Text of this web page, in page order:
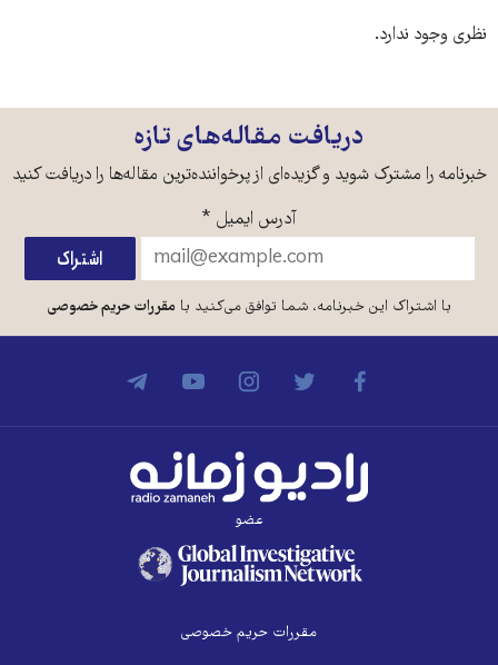
نظری وجود ندارد.
دریافت مقاله‌های تازه
خبرنامه را مشترک شوید و گزیده‌ای از پرخواننده‌ترین مقاله‌ها را دریافت کنید
آدرس ایمیل *
با اشتراک این خبرنامه، شما توافق می‌کنید بامقررات حریم خصوصی
عضو
مقررات حریم خصوصی